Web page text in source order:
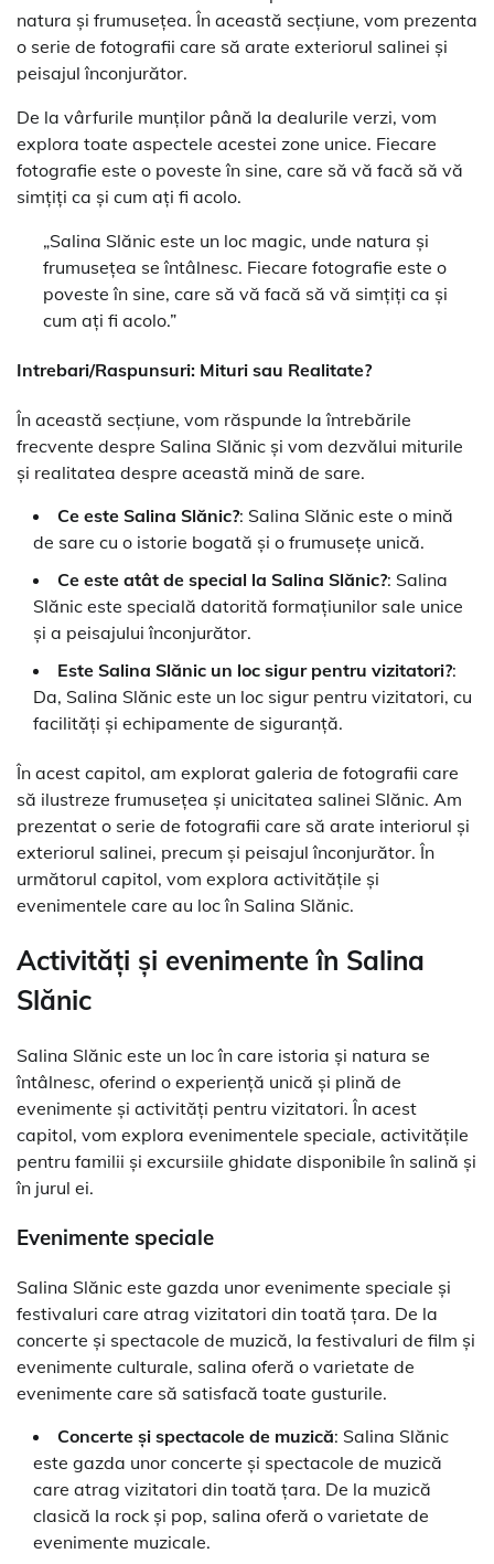
natura și frumusețea. În această secțiune, vom prezenta
o serie de fotografii care să arate exteriorul salinei și
peisajul înconjurător.
De la vârfurile munților până la dealurile verzi, vom
explora toate aspectele acestei zone unice. Fiecare
fotografie este o poveste în sine, care să vă facă să vă
simțiți ca și cum ați fi acolo.
„Salina Slănic este un loc magic, unde natura și
frumusețea se întâlnesc. Fiecare fotografie este o
poveste în sine, care să vă facă să vă simțiți ca și
cum ați fi acolo.”
Intrebari/Raspunsuri: Mituri sau Realitate?
În această secțiune, vom răspunde la întrebările
frecvente despre Salina Slănic și vom dezvălui miturile
și realitatea despre această mină de sare.
Ce este Salina Slănic?: Salina Slănic este o mină
de sare cu o istorie bogată și o frumusețe unică.
Ce este atât de special la Salina Slănic?: Salina
Slănic este specială datorită formațiunilor sale unice
și a peisajului înconjurător.
Este Salina Slănic un loc sigur pentru vizitatori?:
Da, Salina Slănic este un loc sigur pentru vizitatori, cu
facilități și echipamente de siguranță.
În acest capitol, am explorat galeria de fotografii care
să ilustreze frumusețea și unicitatea salinei Slănic. Am
prezentat o serie de fotografii care să arate interiorul și
exteriorul salinei, precum și peisajul înconjurător. În
următorul capitol, vom explora activitățile și
evenimentele care au loc în Salina Slănic.
Activități și evenimente în Salina
Slănic
Salina Slănic este un loc în care istoria și natura se
întâlnesc, oferind o experiență unică și plină de
evenimente și activități pentru vizitatori. În acest
capitol, vom explora evenimentele speciale, activitățile
pentru familii și excursiile ghidate disponibile în salină și
în jurul ei.
Evenimente speciale
Salina Slănic este gazda unor evenimente speciale și
festivaluri care atrag vizitatori din toată țara. De la
concerte și spectacole de muzică, la festivaluri de film și
evenimente culturale, salina oferă o varietate de
evenimente care să satisfacă toate gusturile.
Concerte și spectacole de muzică: Salina Slănic
este gazda unor concerte și spectacole de muzică
care atrag vizitatori din toată țara. De la muzică
clasică la rock și pop, salina oferă o varietate de
evenimente muzicale.